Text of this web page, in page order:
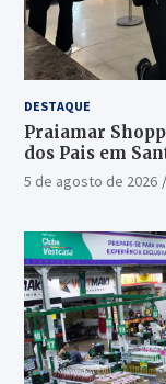
DESTAQUE
Praiamar
dos Pais em
5 de agosto de 2026